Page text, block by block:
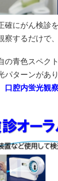
確にがん検診
するだけで
の青色スペク
パターンがあ
口腔内蛍光観